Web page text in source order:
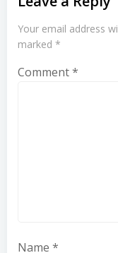
Your email address
marked *
Comment*
Name *